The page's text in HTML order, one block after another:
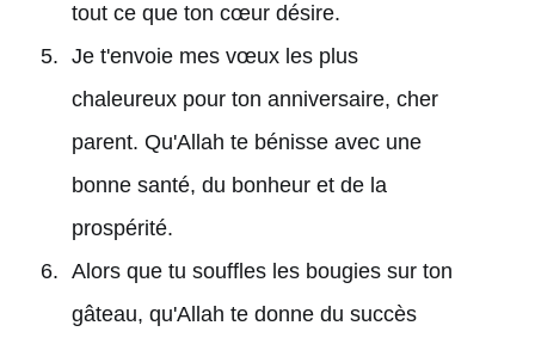
tout ce que ton cœur désire.
Je t'envoie mes vœux les plus
chaleureux pour ton anniversaire, cher
parent. Qu'Allah te bénisse avec une
bonne santé, du bonheur et de la
prospérité.
Alors que tu souffles les bougies sur ton
gâteau, qu'Allah te donne du succès